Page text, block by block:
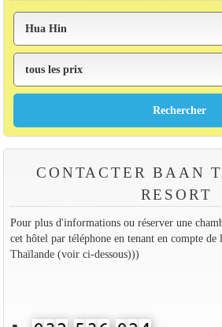
CONTACTER BAAN
RESORT
Pour plus d'informations ou réserver une
cet hôtel par téléphone en tenant en compte
Thaïlande (voir ci-dessous)))